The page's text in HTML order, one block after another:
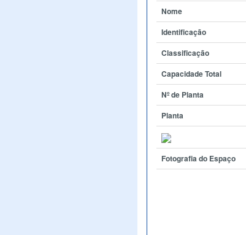
Nome
Identificação
Classificação
Capacidade Total
Nº de Planta
Planta
Fotografia do Espaço